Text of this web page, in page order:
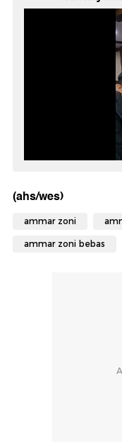
(ahs/wes)
ammar zoni
ammar zoni bebas